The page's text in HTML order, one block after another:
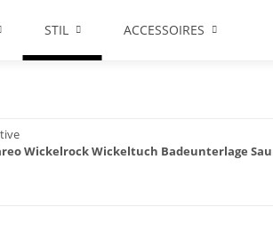
STIL ACCESSOIRES
Wickelrock Wickeltuch Badeunterlage